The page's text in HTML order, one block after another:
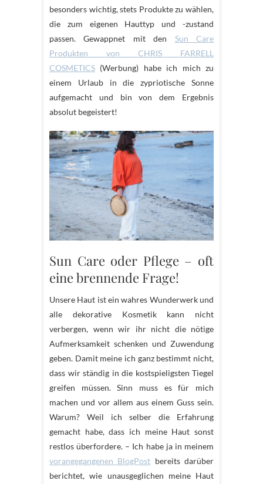
besonders wichtig, stets Produkte zu wählen,
die zum eigenen Hauttyp und -zustand
passen. Gewappnet mit den Sun Care
Produkten von CHRIS FARRELL
COSMETICS (Werbung) habe ich mich zu
einem Urlaub in die zypriotische Sonne
aufgemacht und bin von dem Ergebnis
absolut begeistert!
Sun Care oder Pflege – oft
eine brennende Frage!
Unsere Haut ist ein wahres Wunderwerk und
alle dekorative Kosmetik kann nicht
verbergen, wenn wir ihr nicht die nötige
Aufmerksamkeit schenken und Zuwendung
geben. Damit meine ich ganz bestimmt nicht,
dass wir ständig in die kostspieligsten Tiegel
greifen müssen. Sinn muss es für mich
machen und vor allem aus einem Guss sein.
Warum? Weil ich selber die Erfahrung
gemacht habe, dass ich meine Haut sonst
restlos überfordere. – Ich habe ja in meinem
vorangegangenen BlogPost bereits darüber
berichtet, wie unausgeglichen meine Haut